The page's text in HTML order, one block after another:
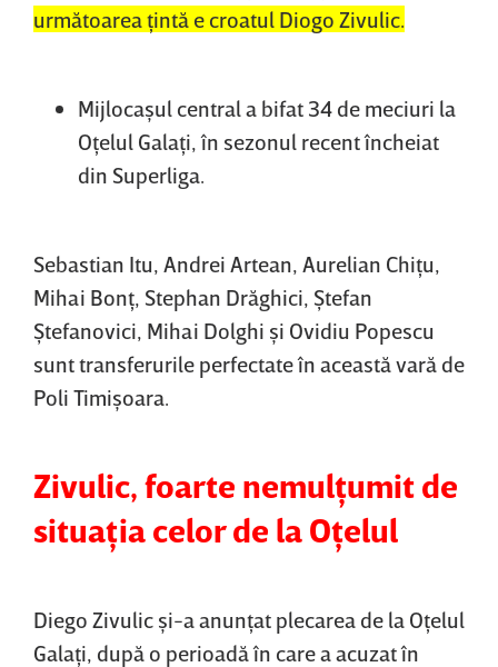
următoarea ţintă e croatul Diogo Zivulic.
Mijlocaşul central a bifat 34 de meciuri la
Oţelul Galaţi, în sezonul recent încheiat
din Superliga.
Sebastian Itu, Andrei Artean, Aurelian Chiţu,
Mihai Bonţ, Stephan Drăghici, Ştefan
Ştefanovici, Mihai Dolghi şi Ovidiu Popescu
sunt transferurile perfectate în această vară de
Poli Timişoara.
Zivulic, foarte nemulţumit de
situaţia celor de la Oţelul
Diego Zivulic şi-a anunţat plecarea de la Oţelul
Galaţi, după o perioadă în care a acuzat în